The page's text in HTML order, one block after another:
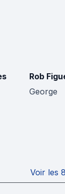
Rob
George
Voir les